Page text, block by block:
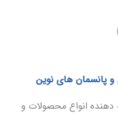
پانسمان های نوین
دهنده انواع محصولات و